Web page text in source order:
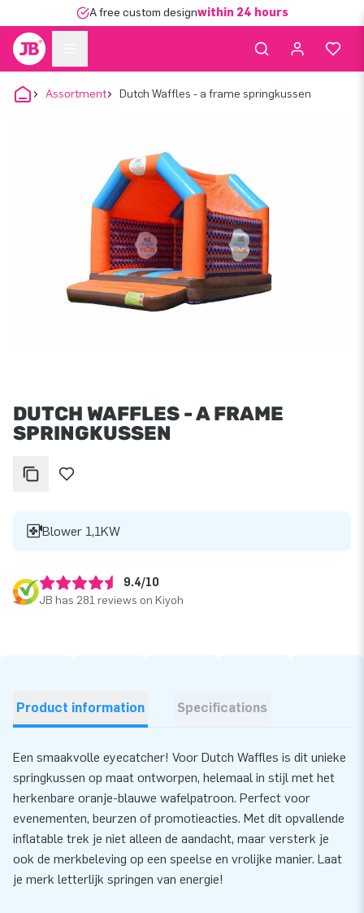
A free custom designwithin 24 hours
Assortment Dutch Waffles - a frame springkussen
DUTCH WAFFLES - A FRAME
SPRINGKUSSEN
Blower 1,1KW
9.4/10
JB has 281 reviews on Kiyoh
Product information Specifications
Een smaakvolle eyecatcher! Voor Dutch Waffles is dit unieke
springkussen op maat ontworpen, helemaal in stijl met het
herkenbare oranje-blauwe wafelpatroon. Perfect voor
evenementen, beurzen of promotieacties. Met dit opvallende
inflatable trek je niet alleen de aandacht, maar versterk je
ook de merkbeleving op een speelse en vrolijke manier. Laat
je merk letterlijk springen van energie!